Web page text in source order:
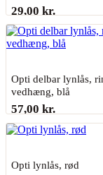
29,00 kr.
Sidste varer på lager
Opti delbar lynlås,
vedhæng, blå
57,00 kr.
Sidste varer på lager
Opti lynlås, rød